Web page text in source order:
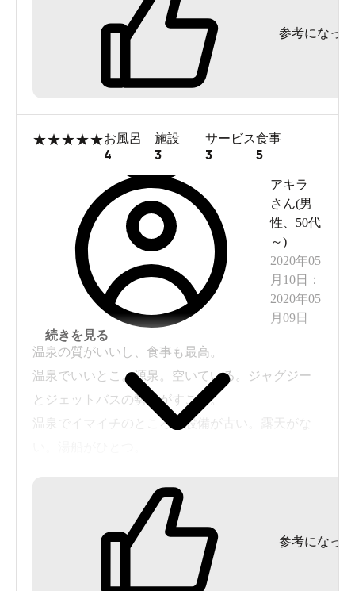
ランチと入浴料がセットで2000円のプランで、
天ぷら定食も美味しく頂きました。
夏場の暑い昼間に訪問したため湯上り前の
クールダウンが追いつかず、服着たら汗だくに
なったのが辛かったです。
珍しく、冷水の飲料サーバーが無いため
水分補給できません。
更衣室に1台あれば良いかと。
参考になった
★★★★★お風呂
4
施設
3
サービス
3
食事
5
アキラ
さん(男
性
50代
～)
2020年05
月10日
：
2020年05
月09日
温泉の質がいいし、食事も最高。
温泉でいいとこ。源泉。空いている。ジャグジー
とジェットバスの勢いがすごい。
温泉でイマイチのところ。設備が古い。露天がな
部屋付き会食をしましたが、いいとこ。部屋が広
い。トイレやバスもある。部屋からの眺めがいい
(せせらぎがあり、野鳥も来る)。部屋も昔ながらの
風情があるの。いまいちなところ。いかんせん古
続きを見る
参考になった